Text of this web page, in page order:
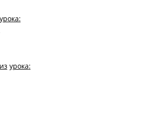
урока: